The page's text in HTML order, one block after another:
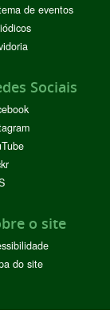
de eventos
Sociais
o site
do site